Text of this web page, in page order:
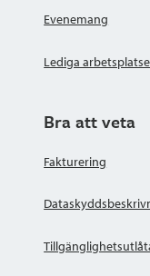
Evenemang
Lediga
Bra att veta
Fakturering